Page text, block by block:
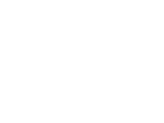
© 2026. Alle rechten